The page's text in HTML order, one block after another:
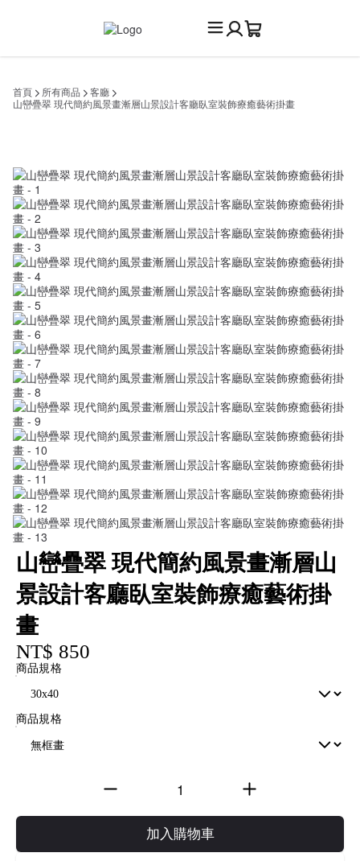
首頁 所有商品
客廳
山巒疊翠 現代簡約風景畫漸層山景設計客廳臥室裝飾療癒藝術掛畫
山巒疊翠 現代簡約風景畫漸層山
景設計客廳臥室裝飾療癒藝術掛
畫
NT$ 850
商品規格
商品規格
加入購物車